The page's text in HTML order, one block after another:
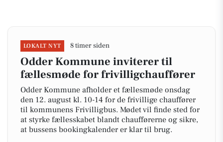
LOKALT NYT 8 timer siden
Odder Kommune inviterer til
fællesmøde for frivilligchauffører
Odder Kommune afholder et fællesmøde onsdag
den 12. august kl. 10-14 for de frivillige chauffører
til kommunens Frivilligbus. Mødet vil finde sted for
at styrke fællesskabet blandt chaufførerne og sikre,
at bussens bookingkalender er klar til brug.